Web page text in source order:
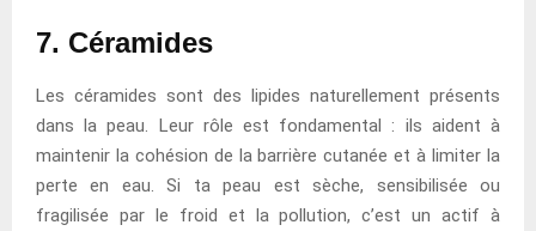
7. Céramides
Les céramides sont des lipides naturellement présents
dans la peau. Leur rôle est fondamental : ils aident à
maintenir la cohésion de la barrière cutanée et à limiter la
perte en eau. Si ta peau est sèche, sensibilisée ou
fragilisée par le froid et la pollution, c’est un actif à